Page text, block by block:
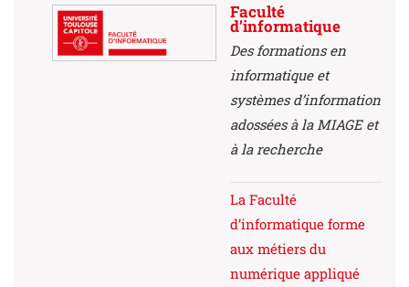
Faculté
d’informatique
Des formations en
informatique et
systèmes d’information
adossées à la MIAGE et
à la recherche
La Faculté
d’informatique forme
aux métiers du
numérique appliqué